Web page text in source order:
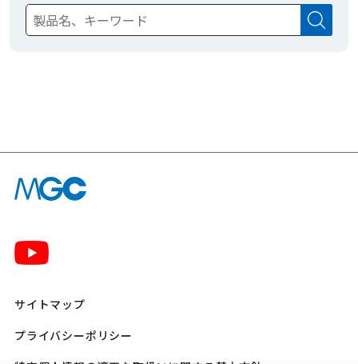
サイトマップ
プライバシーポリシー